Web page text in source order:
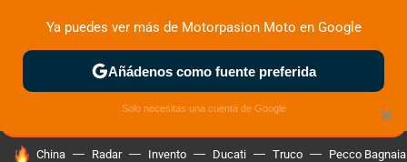
ZONA DE PRUEBAS DEPORTIVAS MOTOS ELÉCTRICAS
HOY SE HABLA DE
China Radar Invento Ducati Truco Pecco Bagnaia
×
Ya puedes ver más de Motorpasion Moto en Google
Añádenos como fuente preferida
Solo necesitas una cuenta de Google